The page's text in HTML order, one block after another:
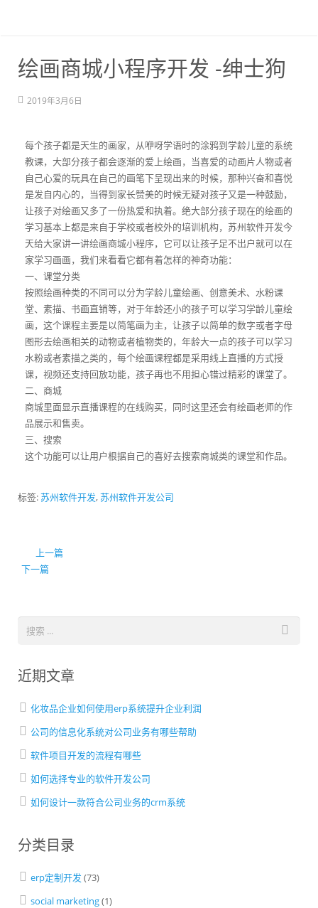
绘画商城小程序开发 -绅士狗
2019年3月6日
每个孩子都是天生的画家，从咿呀学语时的涂鸦到学龄儿童的系统
教课，大部分孩子都会逐渐的爱上绘画，当喜爱的动画片人物或者
自己心爱的玩具在自己的画笔下呈现出来的时候，那种兴奋和喜悦
是发自内心的，当得到家长赞美的时候无疑对孩子又是一种鼓励，
让孩子对绘画又多了一份热爱和执着。绝大部分孩子现在的绘画的
学习基本上都是来自于学校或者校外的培训机构，苏州软件开发今
天给大家讲一讲绘画商城小程序，它可以让孩子足不出户就可以在
家学习画画，我们来看看它都有着怎样的神奇功能：
一、课堂分类
按照绘画种类的不同可以分为学龄儿童绘画、创意美术、水粉课
堂、素描、书画直销等，对于年龄还小的孩子可以学习学龄儿童绘
画，这个课程主要是以简笔画为主，让孩子以简单的数字或者字母
图形去绘画相关的动物或者植物类的，年龄大一点的孩子可以学习
水粉或者素描之类的，每个绘画课程都是采用线上直播的方式授
课，视频还支持回放功能，孩子再也不用担心错过精彩的课堂了。
二、商城
商城里面显示直播课程的在线购买，同时这里还会有绘画老师的作
品展示和售卖。
三、搜索
这个功能可以让用户根据自己的喜好去搜索商城类的课堂和作品。
标签:苏州软件开发,苏州软件开发公司
上一篇
下一篇
近期文章
化妆品企业如何使用erp系统提升企业利润
公司的信息化系统对公司业务有哪些帮助
软件项目开发的流程有哪些
如何选择专业的软件开发公司
如何设计一款符合公司业务的crm系统
分类目录
erp定制开发 (73)
social marketing(1)